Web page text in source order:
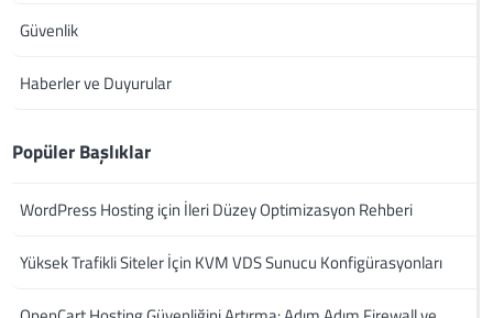
Güvenlik
Haberler ve Duyurular
Popüler Başlıklar
WordPress Hosting için İleri Düzey Optimizasyon Rehberi
Yüksek Trafikli Siteler İçin KVM VDS Sunucu Konfigürasyonları